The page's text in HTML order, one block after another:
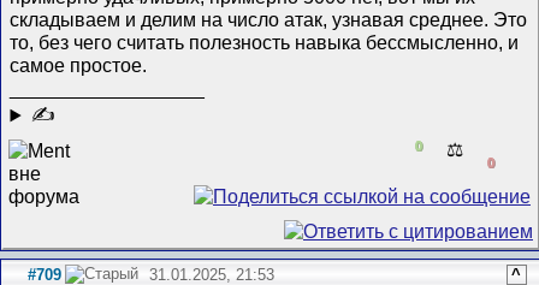
складываем и делим на число атак, узнавая среднее. Это
то, без чего считать полезность навыка бессмысленно, и
самое простое.
✍
0 ⚖️
0
#709 31.01.2025, 21:53 ^